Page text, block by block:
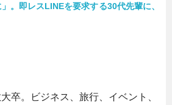
。即レスLINEを要求する30代先輩に、
卒。ビジネス、旅行、イベント、